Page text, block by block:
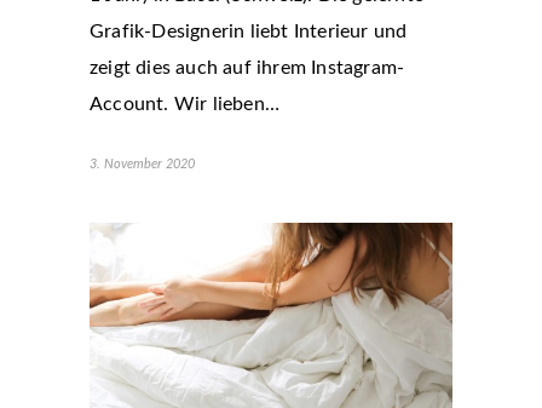
Grafik-Designerin liebt Interieur und
zeigt dies auch auf ihrem Instagram-
Account. Wir lieben…
3. November 2020